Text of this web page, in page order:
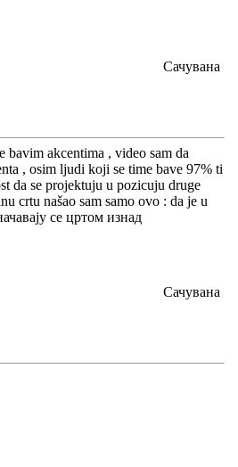
Сачувана
bavim akcentima , video sam da
, osim ljudi koji se time bave 97% ti
da se projektuju u pozicuju druge
crtu našao sam samo ovo : da je u
се цртом изнад
Сачувана